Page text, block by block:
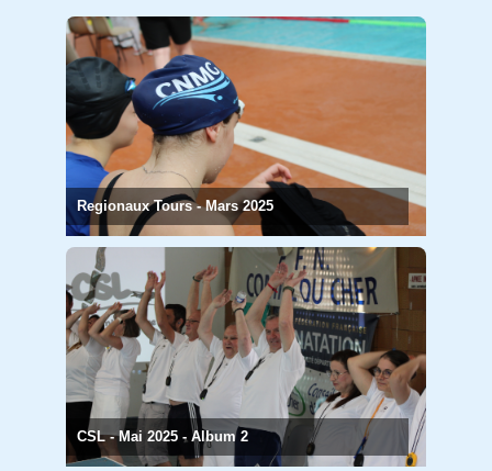
Regionaux Tours - Mars 2025
CSL - Mai 2025 - Album 2